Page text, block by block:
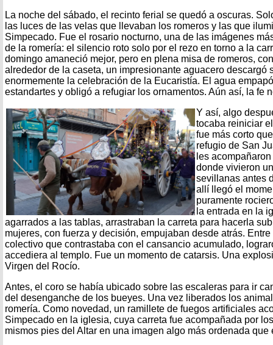
La noche del sábado, el recinto ferial se quedó a oscuras.
las luces de las velas que llevaban los romeros y las que
Simpecado. Fue el rosario nocturno, una de las imágenes
de la romería: el silencio roto solo por el rezo en torno a la
domingo amaneció mejor, pero en plena misa de romeros,
alrededor de la caseta, un impresionante aguacero descargó
enormemente la celebración de la Eucaristía. El agua
estandartes y obligó a refugiar los ornamentos. Aún así, la fe
Y así, algo
tocaba reiniciar
fue más corto
refugio de San
les
donde vivieron
sevillanas antes
allí llegó el
puramente
la entrada en la
agarrados a las tablas, arrastraban la carreta para hacerla
mujeres, con fuerza y decisión, empujaban desde atrás.
colectivo que contrastaba con el cansancio acumulado,
accediera al templo. Fue un momento de catarsis. Una
Virgen del Rocío.
Antes, el coro se había ubicado sobre las escaleras para ir
del desenganche de los bueyes. Una vez liberados los
romería. Como novedad, un ramillete de fuegos artificiales
Simpecado en la iglesia, cuya carreta fue acompañada por
mismos pies del Altar en una imagen algo más ordenada